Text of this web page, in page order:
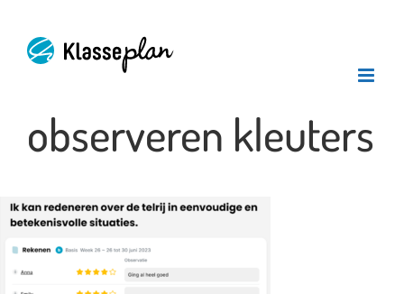
inhoud
observeren kleuters